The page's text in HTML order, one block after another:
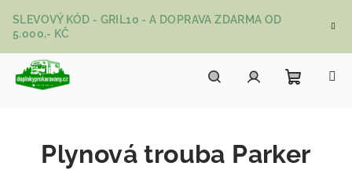
SLEVOVÝ KÓD - GRIL10 - A DOPRAVA ZDARMA OD
5.000,- KČ
Plynová trouba Parker